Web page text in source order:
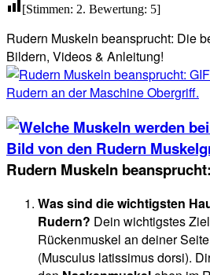
[Stimmen: 2. Bewertung: 5]
Rudern Muskeln beansprucht: Die
Bildern, Videos & Anleitung!
Rudern Muskeln beansprucht:
Was sind die wichtigsten
Rudern? Dein wichtigstes
Rückenmuskel an deiner
(Musculus latissimus dorsi).